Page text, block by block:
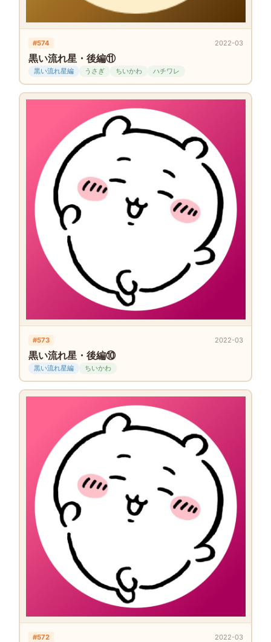
#574 2022-03
黒い流れ星・後編⑪
黒い流れ星編 うさぎ ちいかわ ハチワレ
#573 2022-03
黒い流れ星・後編⑩
黒い流れ星編 ちいかわ
#572 2022-03